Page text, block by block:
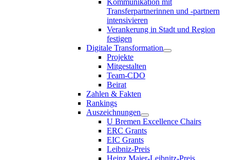
Transferpartnerinnen und -partnern
intensivieren
Verankerung in Stadt und Region
festigen
Digitale Transformation
Projekte
Mitgestalten
Team-CDO
Beirat
Zahlen & Fakten
Rankings
Auszeichnungen
U Bremen Excellence Chairs
ERC Grants
EIC Grants
Leibniz-Preis
Heinz Maier-Leibnitz-Preis